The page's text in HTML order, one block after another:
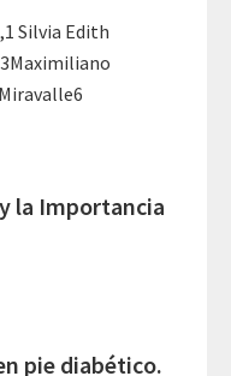
Silvia Edith
la Importancia
pie diabético.